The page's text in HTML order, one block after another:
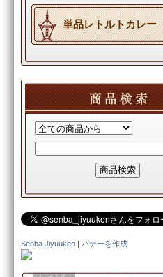
単品レトルトカレー
Senba Jiyuuken| バナーを作成